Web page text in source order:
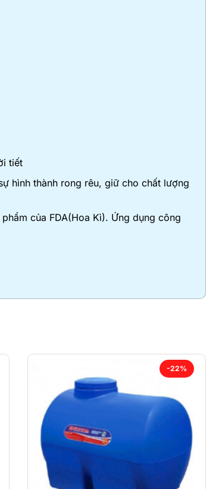
tiết
hình thành rong rêu, giữ cho chất lượng
của FDA(Hoa Kì). Ứng dụng công
-22%